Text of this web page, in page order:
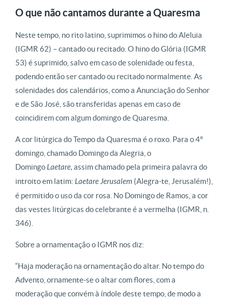
O que não cantamos durante a Quaresma
Neste tempo, no rito latino, suprimimos o hino do Aleluia
(IGMR 62) – cantado ou recitado. O hino do Glória (IGMR
53) é suprimido, salvo em caso de solenidade ou festa,
podendo então ser cantado ou recitado normalmente. As
solenidades dos calendários, como a Anunciação do Senhor
e de São José, são transferidas apenas em caso de
coincidirem com algum domingo de Quaresma.
A cor litúrgica do Tempo da Quaresma é o roxo. Para o 4º
domingo, chamado Domingo da Alegria, o
DomingoLaetare,assim chamado pela primeira palavra do
introito em latim: Laetare Jerusalem (Alegra-te, Jerusalém!),
é permitido o uso da cor rosa. No Domingo de Ramos, a cor
das vestes litúrgicas do celebrante é a vermelha (IGMR, n.
346).
Sobre a ornamentação o IGMR nos diz:
“Haja moderação na ornamentação do altar. No tempo do
Advento, ornamente-se o altar com flores, com a
moderação que convém à índole deste tempo, de modo a